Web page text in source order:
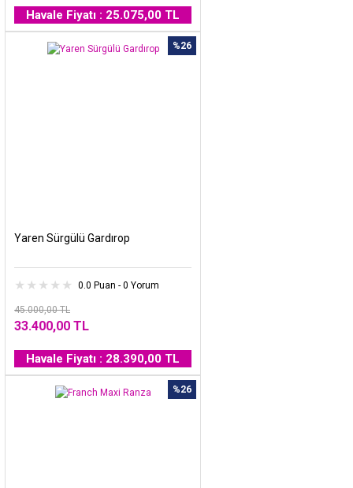
Havale Fiyatı : 25.075,00 TL
%26
Yaren Sürgülü Gardırop
0.0 Puan - 0 Yorum
45.000,00 TL
33.400,00 TL
Havale Fiyatı : 28.390,00 TL
%26